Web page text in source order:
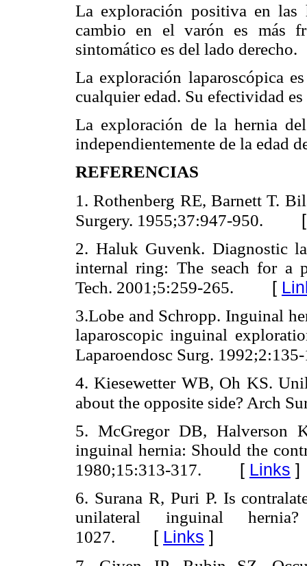
La exploración positiva en las
cambio en el varón es más
sintomático es del lado derecho.
La exploración laparoscópica
cualquier edad. Su efectividad
La exploración de la hernia
independientemente de la edad
REFERENCIAS
1. Rothenberg RE, Barnett T.
Surgery. 1955;37:947-950.
2. Haluk Guvenk. Diagnostic
internal ring: The seach for a
Tech. 2001;5:259-265. [
3.Lobe and Schropp. Inguinal
laparoscopic inguinal
Laparoendosc Surg.
4. Kiesewetter WB, Oh KS.
about the opposite side? Arch
5. McGregor DB, Halverson
inguinal hernia: Should the
1980;15:313-317. [ Links ]
6. Surana R, Puri P. Is
unilateral inguinal
1027. [ Links ]